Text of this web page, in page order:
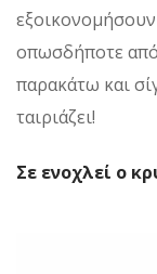
εξοικονομήσουν
οπωσδήποτε από
παρακάτω και
ταιριάζει!
Σε ενοχλεί ο